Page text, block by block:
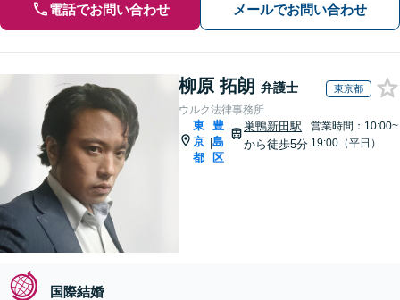
電話でお問い合わせ メールでお問い合わせ
柳原 拓朗 弁護士 東京都
ウルク法律事務所
東
京
都
|
豊
島
区
巣鴨新田駅
から徒歩5分
営業時間：10:00~
19:00（平日）
国際結婚